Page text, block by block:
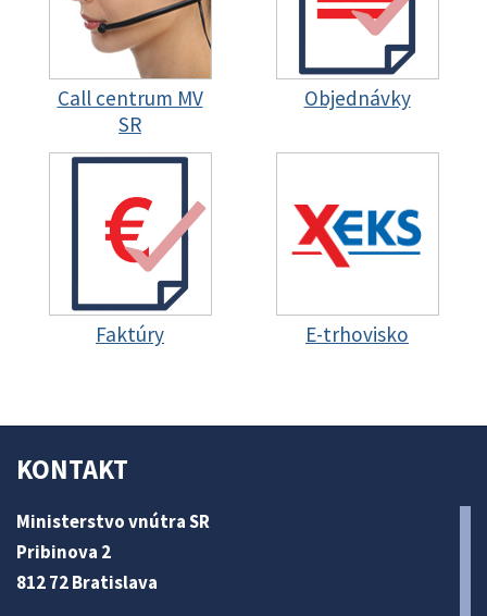
Call centrum MV
SR
Objednávky
Faktúry E-trhovisko
KONTAKT
Ministerstvo vnútra SR
Pribinova 2
812 72 Bratislava